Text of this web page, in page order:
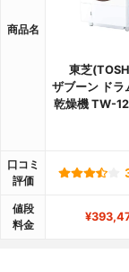
商品名
東芝
ザブーン ドラ
乾燥機 TW-
口コミ
評価
値段
料金